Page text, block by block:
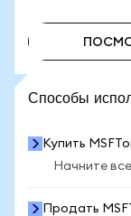
Способы
Купить
Начните
Продать